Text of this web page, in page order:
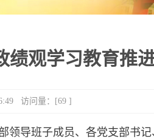
绩观学习教育推
访问量：[69 ]
导班子成员、各党支部书记